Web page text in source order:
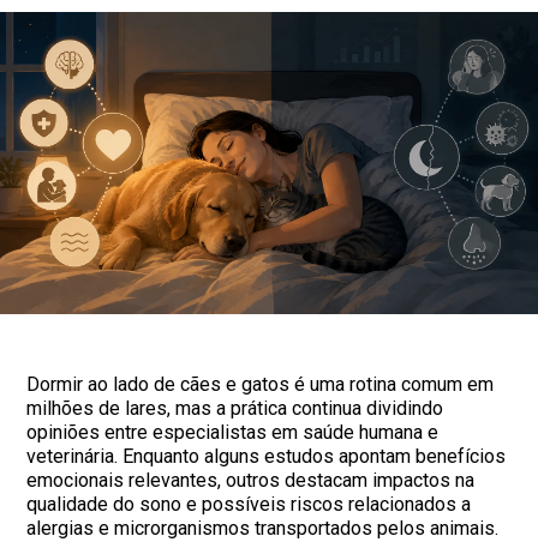
Dormir ao lado de cães e gatos é uma rotina comum em
milhões de lares, mas a prática continua dividindo
opiniões entre especialistas em saúde humana e
veterinária. Enquanto alguns estudos apontam benefícios
emocionais relevantes, outros destacam impactos na
qualidade do sono e possíveis riscos relacionados a
alergias e microrganismos transportados pelos animais.